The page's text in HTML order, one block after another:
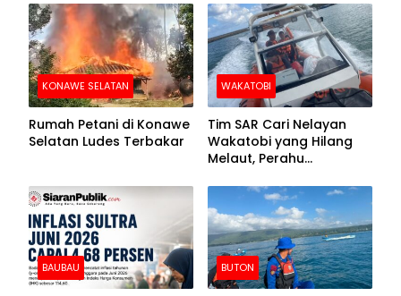
Kolut
Barang Senilai Rp419,5
Juta
KONAWE SELATAN
Rumah Petani di Konawe
Selatan Ludes Terbakar
WAKATOBI
Tim SAR Cari Nelayan
Wakatobi yang Hilang
Melaut, Perahu
Kemasukan Air
BAUBAU BUTON